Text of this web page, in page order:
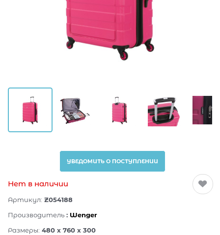
УВЕДОМИТЬ О ПОСТУПЛЕНИИ
Нет в наличии
Артикул: Z054188
Производитель : Wenger
Размеры: 480 x 760 x 300